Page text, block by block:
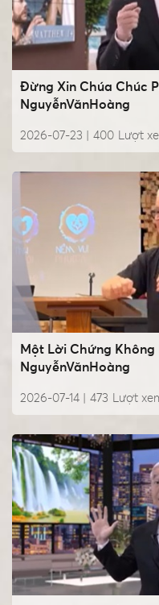
Đừng Xin Chúa Chúc
NguyễnVănHoàng
2026-07-23 | Lượt
400
Một Lời Chứng Không
NguyễnVănHoàng
2026-07-14 | Lượt
473